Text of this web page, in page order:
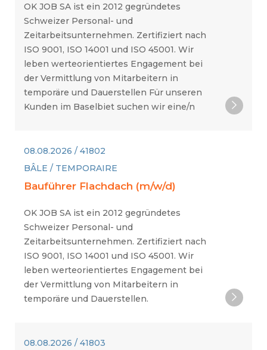
OK JOB SA ist ein 2012 gegründetes
Schweizer Personal- und
Zeitarbeitsunternehmen. Zertifiziert nach
ISO 9001, ISO 14001 und ISO 45001. Wir
leben werteorientiertes Engagement bei
der Vermittlung von Mitarbeitern in
temporäre und Dauerstellen Für unseren
Kunden im Baselbiet suchen wir eine/n
08.08.2026 / 41802
BÂLE / TEMPORAIRE
Bauführer Flachdach (m/w/d)
OK JOB SA ist ein 2012 gegründetes
Schweizer Personal- und
Zeitarbeitsunternehmen. Zertifiziert nach
ISO 9001, ISO 14001 und ISO 45001. Wir
leben werteorientiertes Engagement bei
der Vermittlung von Mitarbeitern in
temporäre und Dauerstellen.
08.08.2026 / 41803